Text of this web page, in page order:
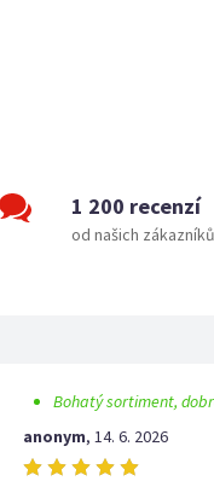
1 200 recenzí
od našich
Bohatý sortiment,
anonym, 14. 6. 2026